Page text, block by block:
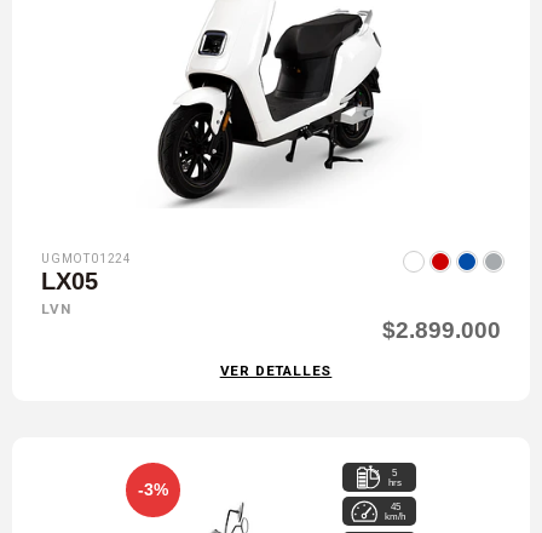
UGMOT01224
LX05
LVN
$2.899.000
VER DETALLES
-3%
5
hrs
45
km/h